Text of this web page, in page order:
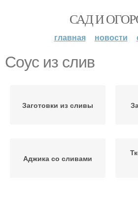
САД И
главная новости
Соус из слив
Заготовки из сливы
Аджика со сливами